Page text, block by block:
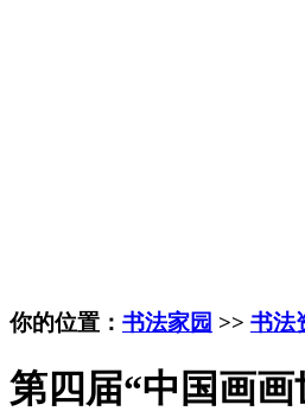
你的位置： 书法家园 >> 书法
第四届“中国画